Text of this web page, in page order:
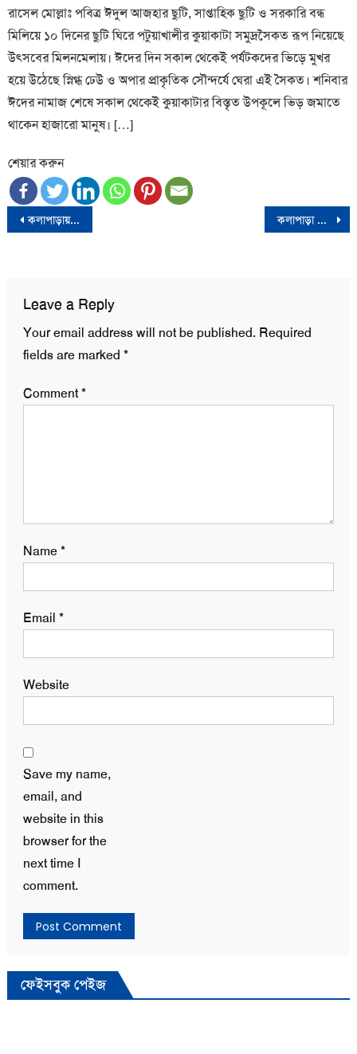
রাসেল মোল্লাঃ পবিত্র ঈদুল আজহার ছুটি, সাপ্তাহিক ছুটি ও সরকারি বন্ধ
মিলিয়ে ১০ দিনের ছুটি ঘিরে পটুয়াখালীর কুয়াকাটা সমুদ্রসৈকত রূপ নিয়েছে
উৎসবের মিলনমেলায়। ঈদের দিন সকাল থেকেই পর্যটকদের ভিড়ে মুখর
হয়ে উঠেছে স্নিগ্ধ ঢেউ ও অপার প্রাকৃতিক সৌন্দর্যে ঘেরা এই সৈকত। শনিবার
ঈদের নামাজ শেষে সকাল থেকেই কুয়াকাটার বিস্তৃত উপকূলে ভিড় জমাতে
থাকেন হাজারো মানুষ। […]
শেয়ার করুন
Post
কলাপাড়ায় প্রতিবন্ধীদের সুবর্ণ নাগরিক কার্ড ও সুদমুক্ত ক্ষুদ্রঋণ বিতরণ কার্যক্রম কলাপাড়া উপজেলা নির্বাহী কর্মকর্তার বিরুদ্ধে মিথ্যা অপপ্রচারের প্রতিবাদে মানববন্ধন
Leave a Reply
Your email address will not be published. Required
fields are marked *
Comment*
Name*
Email *
Website
Save my name,
email, and
website in this
browser for the
next time I
comment.
ফেইসবুক পেইজ